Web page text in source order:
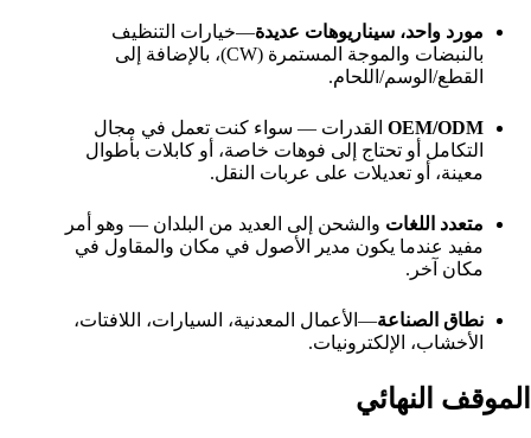
مورد واحد، سيناريوهات عديدة—خيارات التنظيف
بالنبضات والموجة المستمرة (CW)، بالإضافة إلى
القطع/الوسم/اللحام.
OEM/ODM القدرات — سواء كنت تعمل في مجال
التكامل أو تحتاج إلى فوهات خاصة، أو كابلات بأطوال
معينة، أو تعديلات على عربات النقل.
متعدد اللغات والشحن إلى العديد من البلدان — وهو أمر
مفيد عندما يكون مدير الأصول في مكان والمقاول في
مكان آخر.
نطاق الصناعة—الأعمال المعدنية، السيارات، اللافتات،
الأخشاب، الإلكترونيات.
الموقف النهائي